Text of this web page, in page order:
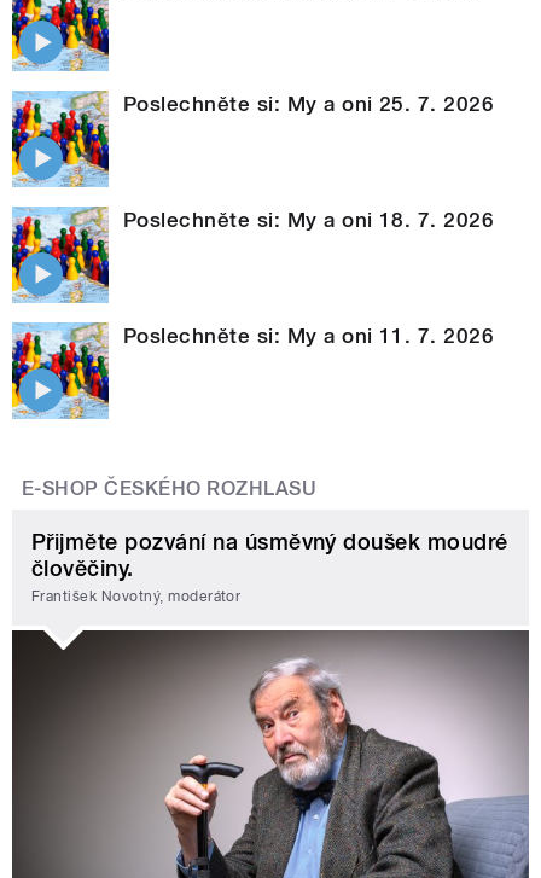
Poslechněte si: My a oni 25. 7. 2026
Poslechněte si: My a oni 18. 7. 2026
Poslechněte si: My a oni 11. 7. 2026
E-SHOP ČESKÉHO ROZHLASU
Přijměte pozvání na úsměvný doušek moudré
člověčiny.
František Novotný, moderátor